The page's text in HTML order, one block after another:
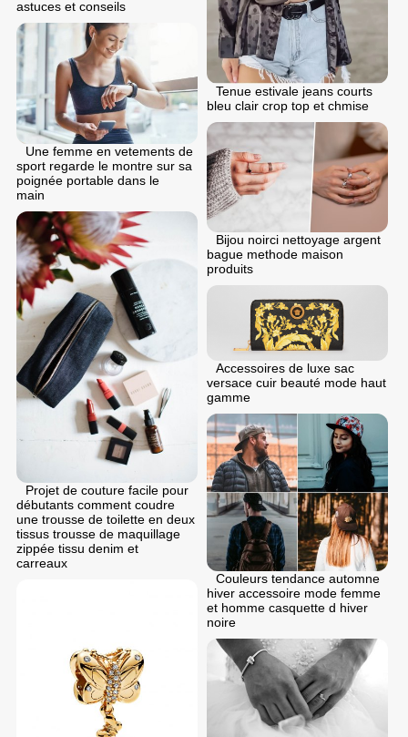
Tenue estivale jeans courts
bleu clair crop top et chmise
astuces et conseils
Une femme en vetements de
sport regarde le montre sur sa
poignée portable dans le
main
Bijou noirci nettoyage argent
bague methode maison
produits
Projet de couture facile pour
débutants comment coudre
une trousse de toilette en deux
tissus trousse de maquillage
zippée tissu denim et
carreaux
Accessoires de luxe sac
versace cuir beauté mode haut
gamme
Couleurs tendance automne
hiver accessoire mode femme
et homme casquette d hiver
noire